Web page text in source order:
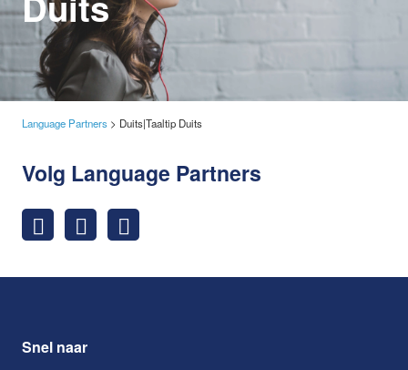
Language Partners > Duits|Taaltip Duits
Volg Language Partners
Snel naar